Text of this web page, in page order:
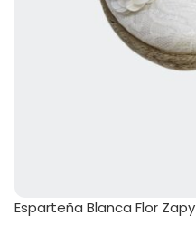
Esparteña Blanca Flor Zapy